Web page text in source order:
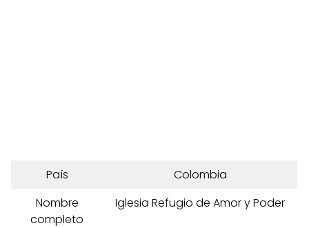
País
Colombia
Nombre
completo
Iglesia Refugio de Amor y Poder